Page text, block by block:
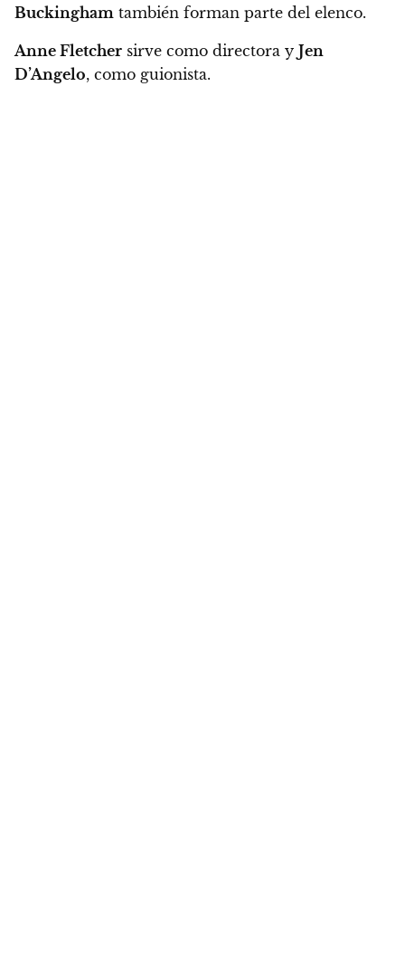
Buckingham también forman parte del elenco.
Anne Fletcher sirve como directora y Jen
D’Angelo, como guionista.